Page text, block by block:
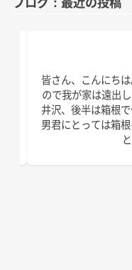
リ
皆さん、こんにち
ので我が家は遠出
井沢、後半は箱根
男君にとっては箱